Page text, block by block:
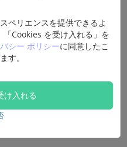
の完全削除し
ペリエンスを提供できるよ
Cookies を受け入れる」を
シー ポリシーに同意したこ
す。
け入れる